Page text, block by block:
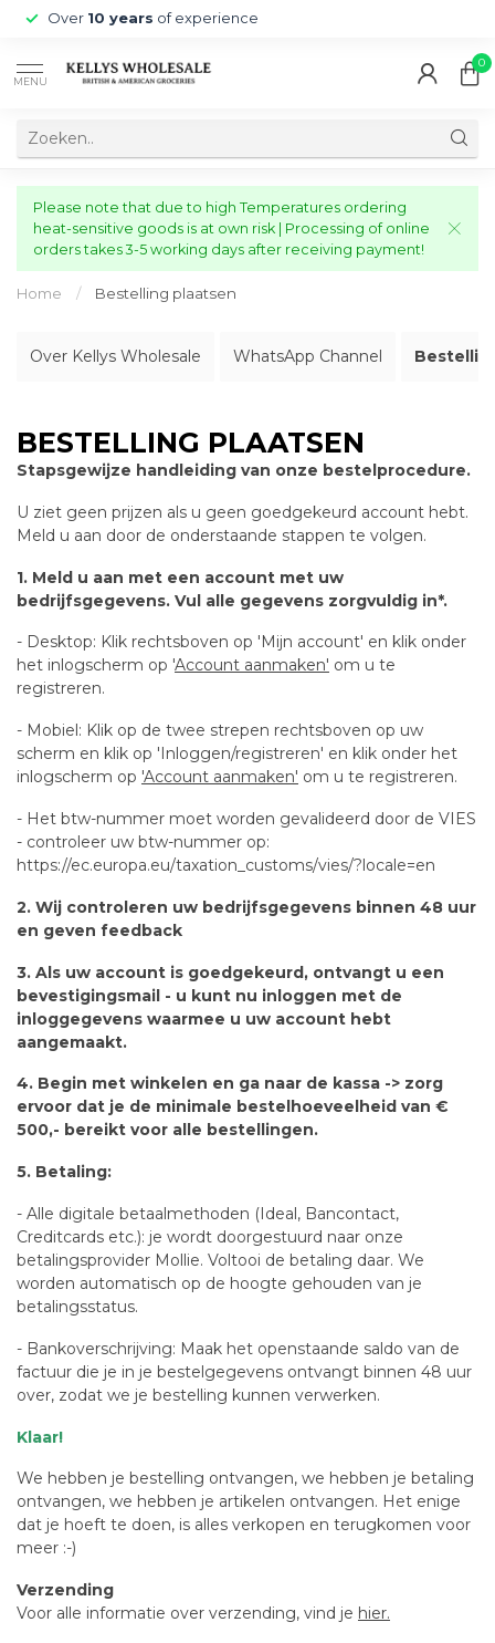
Over 10 years of experience
MENU
0
Please note that due to high Temperatures ordering
heat-sensitive goods is at own risk | Processing of online
orders takes 3-5 working days after receiving payment!
Home / Bestelling plaatsen
Over Kellys Wholesale WhatsApp Channel
BESTELLING PLAATSEN
Stapsgewijze handleiding van onze bestelprocedure.
U ziet geen prijzen als u geen goedgekeurd account hebt.
Meld u aan door de onderstaande stappen te volgen.
1. Meld u aan met een account met uw
bedrijfsgegevens. Vul alle gegevens zorgvuldig in*.
- Desktop: Klik rechtsboven op 'Mijn account' en klik onder
het inlogscherm op 'Account aanmaken' om u te
registreren.
- Mobiel: Klik op de twee strepen rechtsboven op uw
scherm en klik op 'Inloggen/registreren' en klik onder het
inlogscherm op 'Account aanmaken' om u te registreren.
- Het btw-nummer moet worden gevalideerd door de VIES
- controleer uw btw-nummer op:
https://ec.europa.eu/taxation_customs/vies/?locale=en
2. Wij controleren uw bedrijfsgegevens binnen 48 uur
en geven feedback
3. Als uw account is goedgekeurd, ontvangt u een
bevestigingsmail - u kunt nu inloggen met de
inloggegevens waarmee u uw account hebt
aangemaakt.
4. Begin met winkelen en ga naar de kassa -> zorg
ervoor dat je de minimale bestelhoeveelheid van €
500,- bereikt voor alle bestellingen.
5. Betaling:
- Alle digitale betaalmethoden (Ideal, Bancontact,
Creditcards etc.): je wordt doorgestuurd naar onze
betalingsprovider Mollie. Voltooi de betaling daar. We
worden automatisch op de hoogte gehouden van je
betalingsstatus.
- Bankoverschrijving: Maak het openstaande saldo van de
factuur die je in je bestelgegevens ontvangt binnen 48 uur
over, zodat we je bestelling kunnen verwerken.
Klaar!
We hebben je bestelling ontvangen, we hebben je betaling
ontvangen, we hebben je artikelen ontvangen. Het enige
dat je hoeft te doen, is alles verkopen en terugkomen voor
meer :-)
Verzending
Voor alle informatie over verzending, vind je hier.